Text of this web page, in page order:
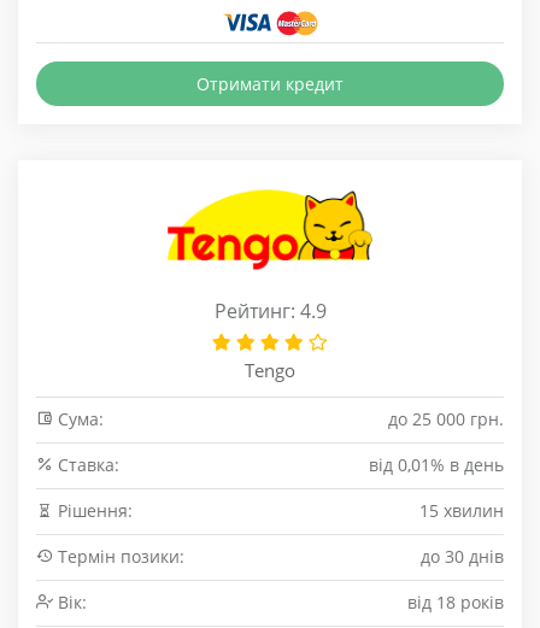
Отримати кредит
Рейтинг: 4.9
Tengo
Сума:
до 25 000 грн.
Cтавка:
від 0,01% в день
Рішення:
15 хвилин
Термін позики:
до 30 днів
Вік:
від 18 років